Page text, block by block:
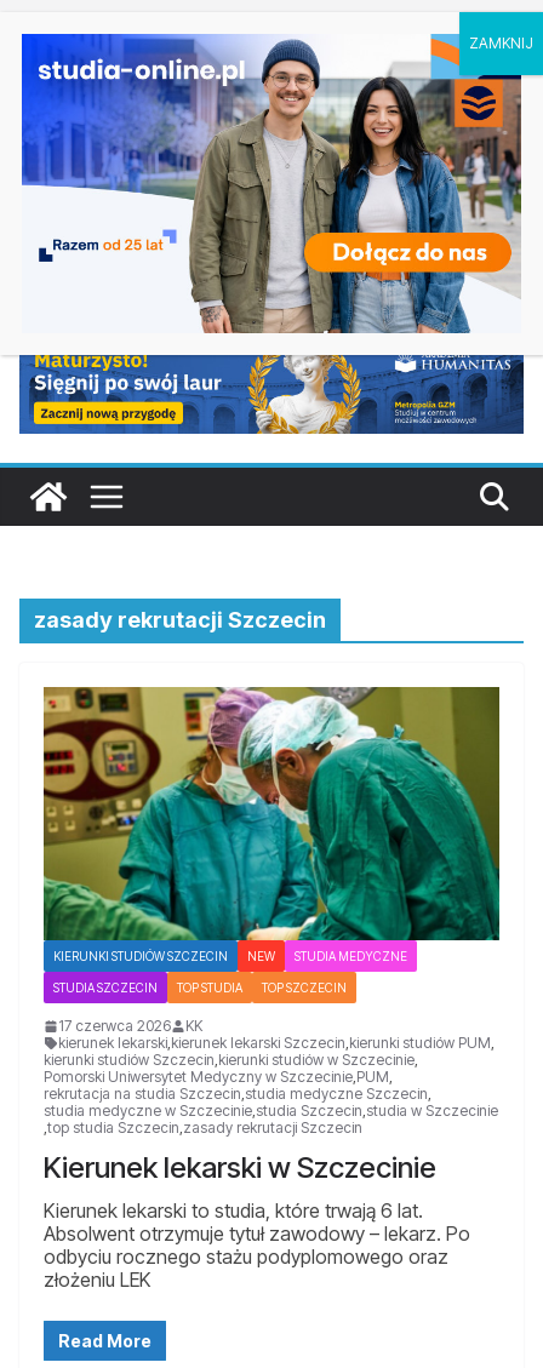
Ostatnie
wpisy:
Psychologia – Akademia Podlaska w Białymstoku
Oceanotechnika w Szczecinie
Dziennikarstwo, media i projektowanie
komunikacji w Łodzi
Matematyka – Uniwersytet Gdański
Żywienie człowieka i ocena żywności w
Warszawie
zasady rekrutacji Szczecin
KIERUNKI STUDIÓW SZCZECIN NEW STUDIA MEDYCZNE
STUDIA SZCZECIN TOP STUDIA TOP SZCZECIN
17 czerwca 2026
KK
kierunek lekarski,kierunek lekarski Szczecin,kierunki studiów PUM,
kierunki studiów Szczecin,kierunki studiów w Szczecinie,
Pomorski Uniwersytet Medyczny w Szczecinie,PUM,
rekrutacja na studia Szczecin,studia medyczne Szczecin,
studia medyczne w Szczecinie,studia Szczecin,studia w Szczecinie
,top studia Szczecin,zasady rekrutacji Szczecin
Kierunek lekarski w Szczecinie
Kierunek lekarski to studia, które trwają 6 lat.
Absolwent otrzymuje tytuł zawodowy – lekarz. Po
odbyciu rocznego stażu podyplomowego oraz
złożeniu LEK
Read More